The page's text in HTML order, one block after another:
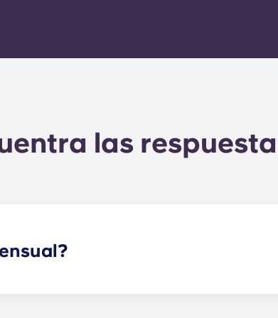
las